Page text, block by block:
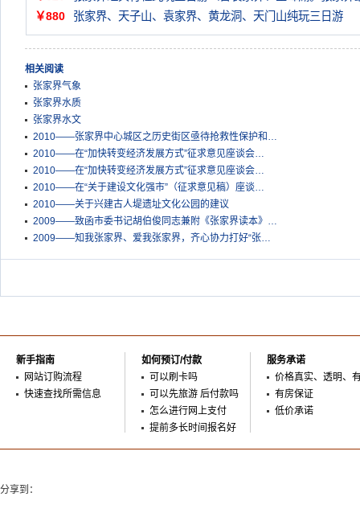
￥880
张家界、天子山、袁家界、黄龙洞、天门山纯玩三日游
相关阅读
张家界气象
张家界水质
张家界水文
2010——张家界中心城区之历史街区亟待抢救性保护和…
2010——在“加快转变经济发展方式”征求意见座谈会…
2010——在“加快转变经济发展方式”征求意见座谈会…
2010——在“关于建设文化强市”（征求意见稿）座谈…
2010——关于兴建古人堤遗址文化公园的建议
2009——致函市委书记胡伯俊同志兼附《张家界读本》…
2009——知我张家界、爱我张家界，齐心协力打好“张…
新手指南
网站订购流程
快速查找所需信息
如何预订/付款
可以刷卡吗
可以先旅游 后付款吗
怎么进行网上支付
提前多长时间报名好
服务承诺
价格真实、透明、
有房保证
低价承诺
分享到：